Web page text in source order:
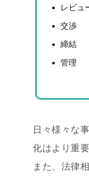
レビュ
交渉
締結
管理
日々様々な
化はより重
また、法律